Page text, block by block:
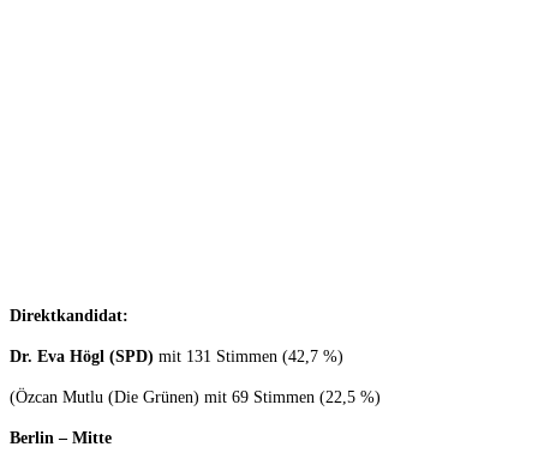
Direktkandidat:
Dr. Eva Högl (SPD) mit 131 Stimmen (42,7 %)
(Özcan Mutlu (Die Grünen) mit 69 Stimmen (22,5 %)
Berlin – Mitte